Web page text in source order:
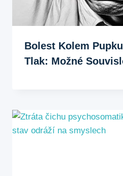
Bolest Kolem
Tlak: Možné